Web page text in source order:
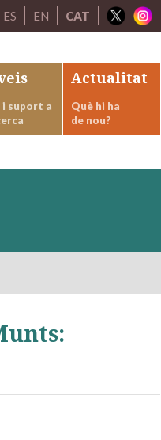
ES EN CAT
i suport a
Actualitat
Què hi ha
de nou?